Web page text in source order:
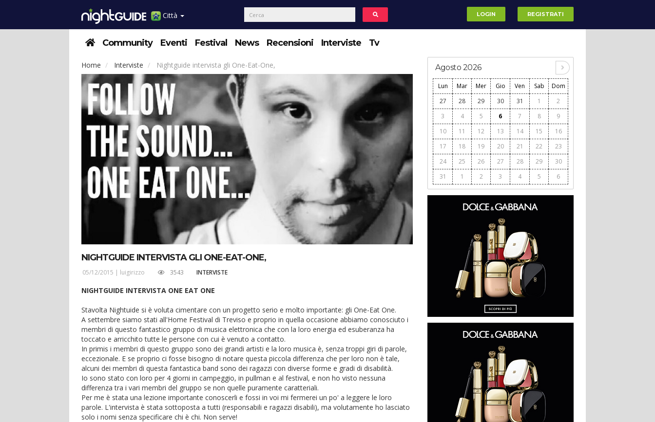
Città LOGIN REGISTRATI
Community Eventi Festival News Recensioni Interviste Tv
Home Interviste Nightguide intervista gli One-Eat-One,
NIGHTGUIDE INTERVISTA GLI ONE-EAT-ONE,
05/12/2015 | luigirizzo 3543 INTERVISTE
NIGHTGUIDE INTERVISTA ONE EAT ONE
Stavolta Nightuide si è voluta cimentare con un progetto serio e molto importante: gli One-Eat One.
A settembre siamo stati all'Home Festival di Treviso e proprio in quella occasione abbiamo conosciuto i
membri di questo fantastico gruppo di musica elettronica che con la loro energia ed esuberanza ha
toccato e arricchito tutte le persone con cui è venuto a contatto.
In primis i membri di questo gruppo sono dei grandi artisti e la loro musica è, senza troppi giri di parole,
eccezionale. E se proprio ci fosse bisogno di notare questa piccola differenza che per loro non è tale,
alcuni dei membri di questa fantastica band sono dei ragazzi con diverse forme e gradi di disabilità.
Io sono stato con loro per 4 giorni in campeggio, in pullman e al festival, e non ho visto nessuna
differenza tra i vari membri del gruppo se non quelle puramente caratteriali.
Per me è stata una lezione importante conoscerli e fossi in voi mi fermerei un po' a leggere le loro
parole. L'intervista è stata sottoposta a tutti (responsabili e ragazzi disabili), ma volutamente ho lasciato
solo i nomi senza specificare chi è chi. Non serve!
Agosto 2026
Lun Mar Mer Gio Ven Sab
Dom
27
28 29 30 31 1
2
3
4 5 6 7 8
9
10
11 12 13 14 15
16
17
18 19 20 21 22
23
24
25 26 27 28 29
30
31
1 2 3 4 5 6